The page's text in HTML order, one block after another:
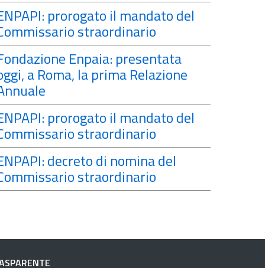
prorogato il mandato del
straordinario
Enpaia: presentata
a Roma, la prima Relazione
prorogato il mandato del
straordinario
decreto di nomina del
straordinario